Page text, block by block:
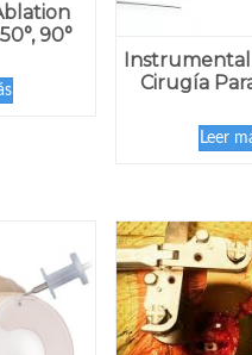
90°
Cirugía
Leer